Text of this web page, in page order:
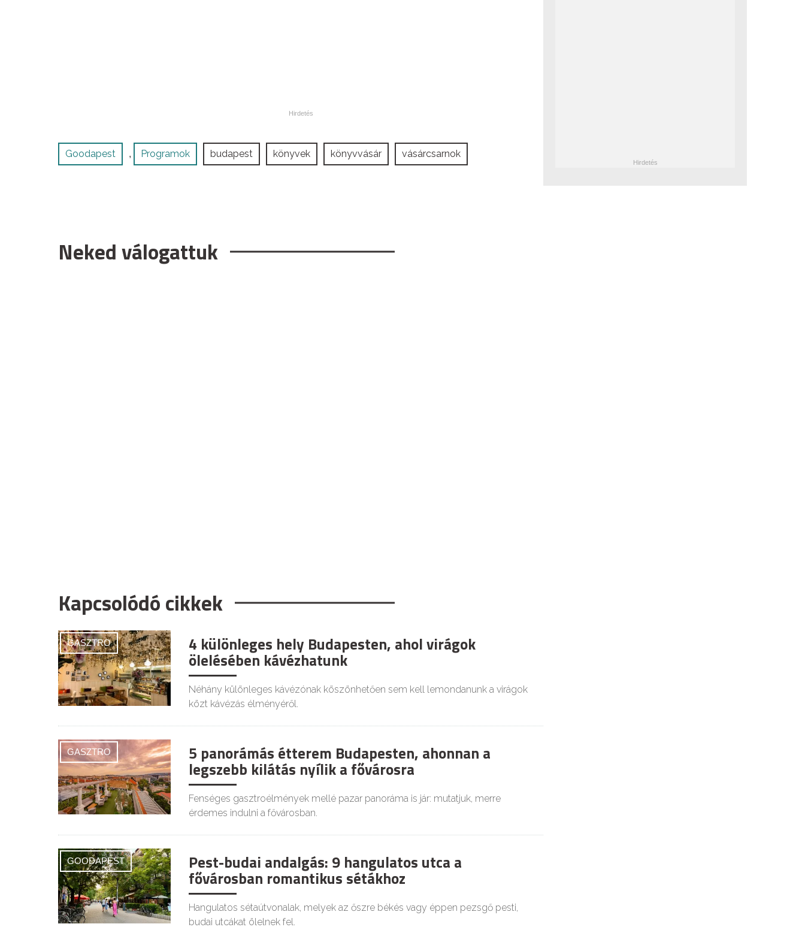
Goodapest , Programok budapest könyvek könyvvásár vásárcsarnok
Neked válogattuk
Kapcsolódó cikkek
GASZTRO 4 különleges hely Budapesten, ahol virágok
ölelésében kávézhatunk
Néhány különleges kávézónak köszönhetően sem kell lemondanunk a virágok
közt kávézás élményéről.
GASZTRO 5 panorámás étterem Budapesten, ahonnan a
legszebb kilátás nyílik a fővárosra
Fenséges gasztroélmények mellé pazar panoráma is jár: mutatjuk, merre
érdemes indulni a fővárosban.
GOODAPEST Pest-budai andalgás: 9 hangulatos utca a
fővárosban romantikus sétákhoz
Hangulatos sétaútvonalak, melyek az őszre békés vagy éppen pezsgő pesti,
budai utcákat ölelnek fel.